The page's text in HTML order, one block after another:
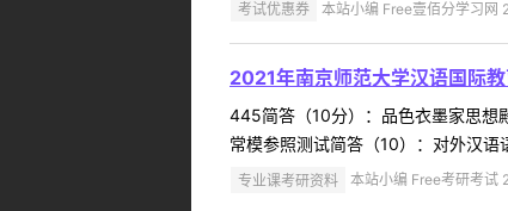
考试优惠券 本站小编 Free壹佰分学习
2021年南京师范大学汉语国际
445简答（10分）：品色衣墨家思想
常模参照测试简答（10）：对外汉
专业课考研资料 本站小编 Free考研考